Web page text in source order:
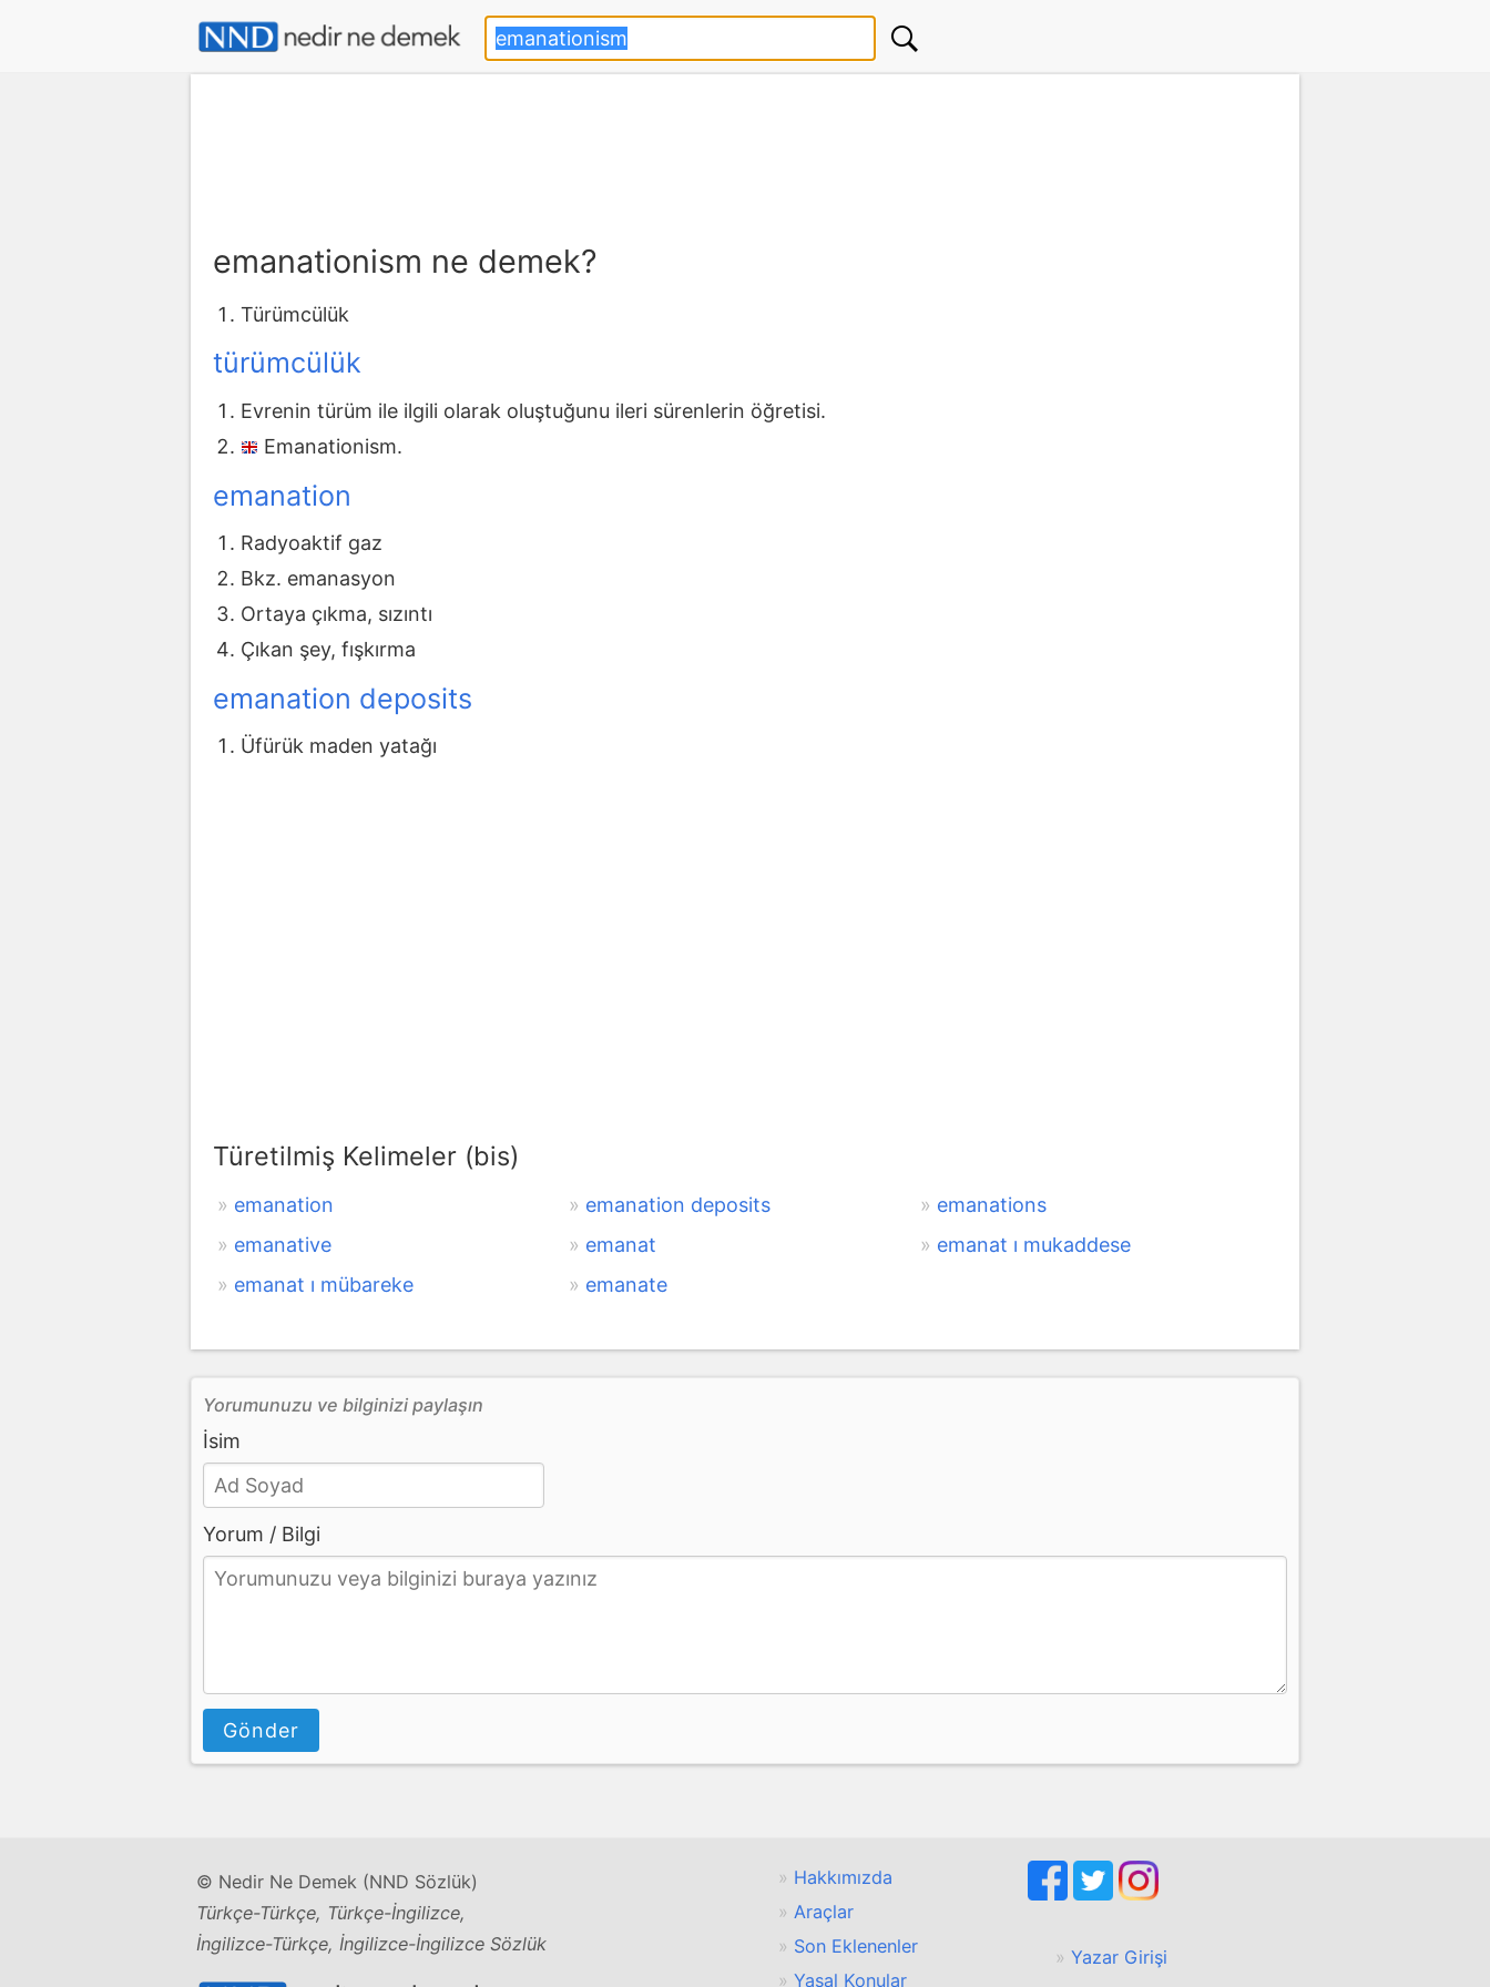
emanationism ne demek?
Türümcülük
türümcülük
Evrenin türüm ile ilgili olarak oluştuğunu ileri sürenlerin öğretisi.
Emanationism.
emanation
Radyoaktif gaz
Bkz. emanasyon
Ortaya çıkma, sızıntı
Çıkan şey, fışkırma
emanation deposits
Üfürük maden yatağı
Türetilmiş Kelimeler (bis)
emanation emanation deposits
emanations
emanative
emanat
emanat ı mukaddese
emanat ı mübareke
emanate
Yorumunuzu ve bilginizi paylaşın
İsim
Yorum / Bilgi
Gönder
© Nedir Ne Demek (NND Sözlük)
Türkçe-Türkçe, Türkçe-İngilizce,
İngilizce-Türkçe, İngilizce-İngilizce Sözlük
Hakkımızda
Araçlar
Son Eklenenler
Yasal Konular
Yazar Girişi